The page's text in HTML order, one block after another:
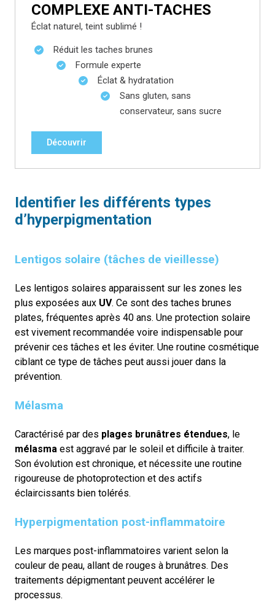
COMPLEXE ANTI-TACHES
Éclat naturel, teint sublimé !
Réduit les taches brunes
Formule experte
Éclat & hydratation
Sans gluten, sans
conservateur, sans sucre
Découvrir
Identifier les différents types
d’hyperpigmentation
Lentigos solaire (tâches de vieillesse)
Les lentigos solaires apparaissent sur les zones les
plus exposées aux UV. Ce sont des taches brunes
plates, fréquentes après 40 ans. Une protection solaire
est vivement recommandée voire indispensable pour
prévenir ces tâches et les éviter. Une routine cosmétique
ciblant ce type de tâches peut aussi jouer dans la
prévention.
Mélasma
Caractérisé par des plages brunâtres étendues, le
mélasma est aggravé par le soleil et difficile à traiter.
Son évolution est chronique, et nécessite une routine
rigoureuse de photoprotection et des actifs
éclaircissants bien tolérés.
Hyperpigmentation post-inflammatoire
Les marques post-inflammatoires varient selon la
couleur de peau, allant de rouges à brunâtres. Des
traitements dépigmentant peuvent accélérer le
processus.